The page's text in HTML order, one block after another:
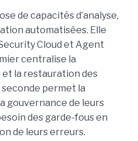
de capacités d’analyse,
automatisées. Elle
Cloud et Agent
centralise la
la restauration des
permet la
gouvernance de leurs
des garde-fous en
de leurs erreurs.